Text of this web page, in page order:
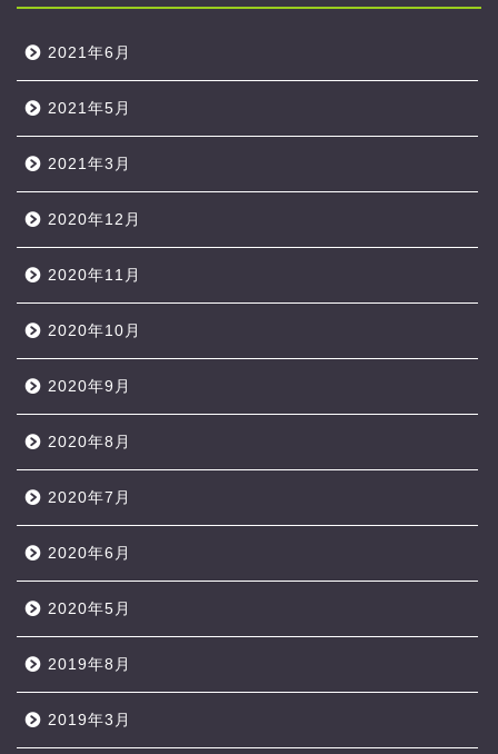
2021年6月
2021年5月
2021年3月
2020年12月
2020年11月
2020年10月
2020年9月
2020年8月
2020年7月
2020年6月
2020年5月
2019年8月
2019年3月